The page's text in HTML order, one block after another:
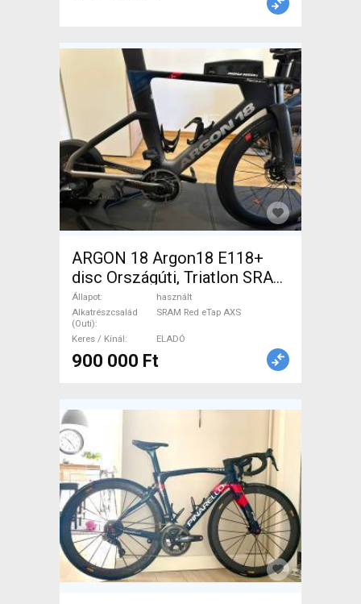
ARGON 18 Argon18 E118+
disc Országúti, Triatlon SRAM
Red eTap AXS használt
ELADÓ
Állapot
használt
Alkatrészcsalád
(Outi)
SRAM Red eTap AXS
Keres / Kínál ELADÓ
900 000 Ft